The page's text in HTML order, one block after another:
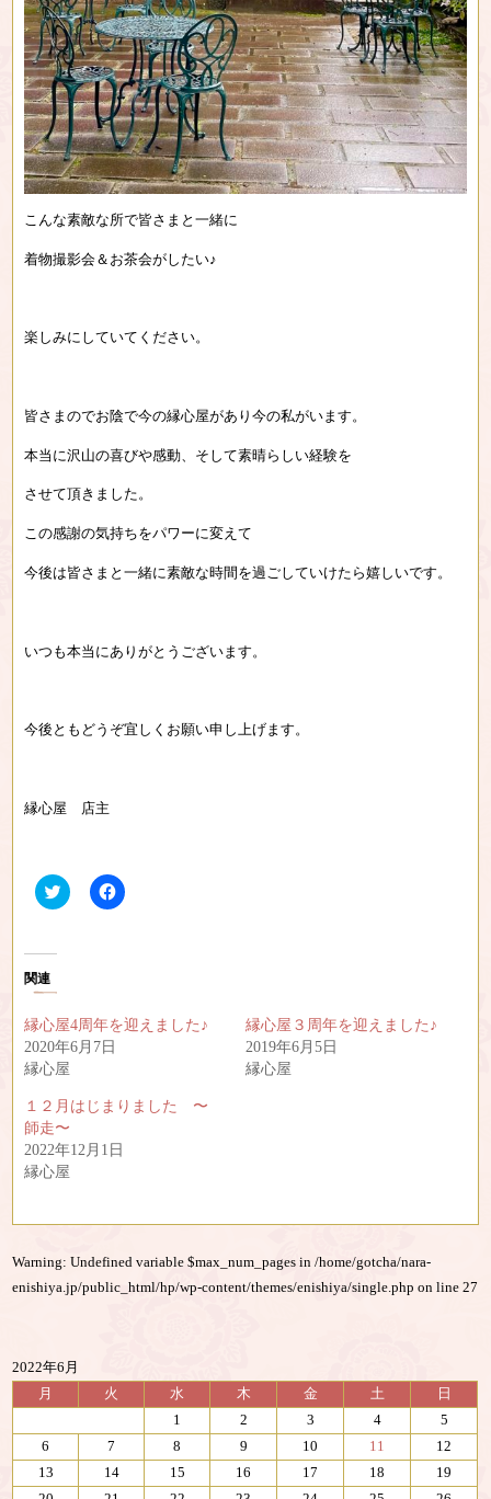
こんな素敵な所で皆さまと一緒に
着物撮影会＆お茶会がしたい♪
楽しみにしていてください。
皆さまのでお陰で今の縁心屋があり今の私がいます。
本当に沢山の喜びや感動、そして素晴らしい経験を
させて頂きました。
この感謝の気持ちをパワーに変えて
今後は皆さまと一緒に素敵な時間を過ごしていけたら嬉しいです。
いつも本当にありがとうございます。
今後ともどうぞ宜しくお願い申し上げます。
縁心屋 店主
ク
リ
t
t
e
r
で
有
(
新
し
い
ウ
開
ま
F
a
共
有
ク
リ
ク
し
新
い
す
関連
縁心屋4周年を迎えました♪
2020年6月7日
縁心屋
縁心屋３周年を迎えました♪
2019年6月5日
縁心屋
１２月はじまりました 〜
師走〜
2022年12月1日
縁心屋
Warning: Undefined variable $max_num_pages in/home/gotcha/nara-
enishiya.jp/public_html/hp/wp-content/themes/enishiya/single.php on line27
2022年6月
月
火 水 木 金 土
日
1
2 3 4
5
6
7 8 9 10 11
12
13
14 15 16 17 18
19